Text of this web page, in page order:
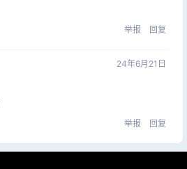
举报 回复
24年6月21日
举报 回复